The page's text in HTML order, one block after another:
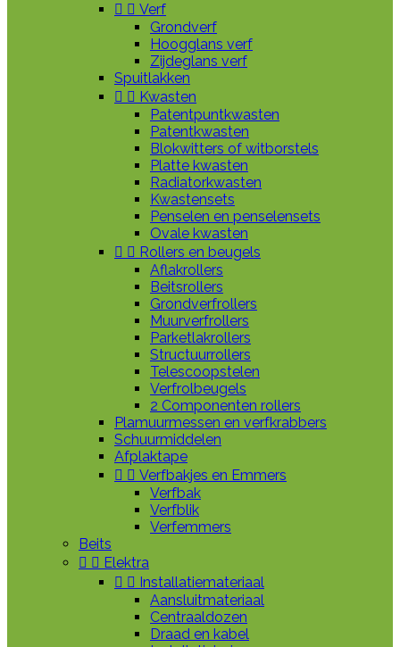
  Verf
Grondverf
Hoogglans verf
Zijdeglans verf
Spuitlakken
  Kwasten
Patentpuntkwasten
Patentkwasten
Blokwitters of witborstels
Platte kwasten
Radiatorkwasten
Kwastensets
Penselen en penselensets
Ovale kwasten
  Rollers en beugels
Aflakrollers
Beitsrollers
Grondverfrollers
Muurverfrollers
Parketlakrollers
Structuurrollers
Telescoopstelen
Verfrolbeugels
2 Componenten rollers
Plamuurmessen en verfkrabbers
Schuurmiddelen
Afplaktape
  Verfbakjes en Emmers
Verfbak
Verfblik
Verfemmers
Beits
  Elektra
  Installatiemateriaal
Aansluitmateriaal
Centraaldozen
Draad en kabel